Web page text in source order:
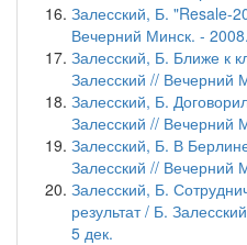
Залесский, Б. "Resale-
Вечерний Минск. -
Залесский, Б. Ближе к
Залесский // Вечерний
Залесский, Б.
Залесский // Вечерний
Залесский, Б. В
Залесский // Вечерний
Залесский, Б.
результат / Б.
5 дек.